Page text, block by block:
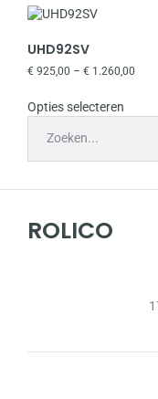
UHD92SV
€ 925,00 – € 1.260,00
Opties selecteren
ROLICO